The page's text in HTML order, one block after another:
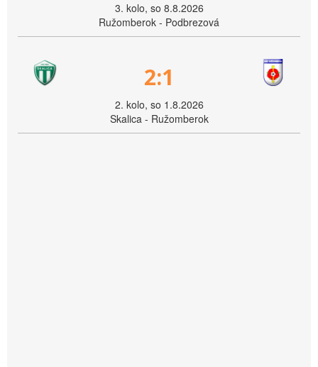
3. kolo, so 8.8.2026
Ružomberok - Podbrezová
2:1
2. kolo, so 1.8.2026
Skalica - Ružomberok